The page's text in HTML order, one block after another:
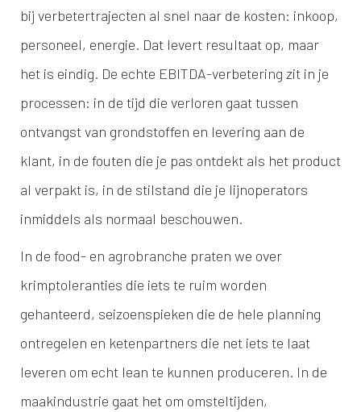
bij verbetertrajecten al snel naar de kosten: inkoop,
personeel, energie. Dat levert resultaat op, maar
het is eindig. De echte EBITDA-verbetering zit in je
processen: in de tijd die verloren gaat tussen
ontvangst van grondstoffen en levering aan de
klant, in de fouten die je pas ontdekt als het product
al verpakt is, in de stilstand die je lijnoperators
inmiddels als normaal beschouwen.
In de food- en agrobranche praten we over
krimptoleranties die iets te ruim worden
gehanteerd, seizoenspieken die de hele planning
ontregelen en ketenpartners die net iets te laat
leveren om echt lean te kunnen produceren. In de
maakindustrie gaat het om omsteltijden,